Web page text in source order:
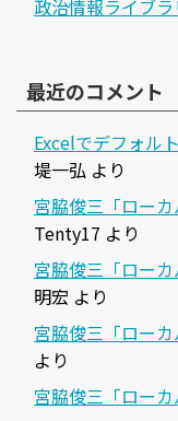
政治情報ライブラ
最近のコメント
Excelでデフォル
堤一弘 より
宮脇俊三「ロー
Tenty17 より
宮脇俊三「ロー
明宏 より
宮脇俊三「ロー
より
宮脇俊三「ロー